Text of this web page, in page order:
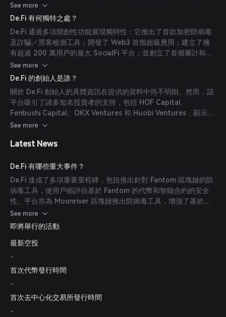
面的審計與 REKT 數據庫。這些工具集合使用戶能探索收益機
會、追蹤投資組合，並評估多條區塊鏈網絡上 DeFi 協議的安全
See more
De.Fi 有何獨特之處？
De.Fi 通過多項開創性功能展現獨特性：它推出了首款加密防病毒
及詐騙／黑客檢測工具；開發了 Web3 首個超級應用；建立了擁
有超過 200 萬用戶的最大 SocialFi 平台；並創立了首個審計和
REKT 數據庫。此外，De.Fi 支援 43 條不同的區塊鏈網絡，包括
主要的 Layer 1 和 Layer 2 平台，為用戶提供廣泛且多元化的
See more
De.Fi 的創始人是誰？
關於 De.Fi 創始人的具體資訊在提供的資料中尚不明朗。然而，該
平台吸引了諸多知名投資者的支持，包括 HOF Capital、
Fenbushi Capital、OKX Ventures 和 Huobi Ventures，顯示其
在區塊鏈和加密貨幣領域擁有強大的投資背書。
See more
Latest News
De.Fi 有哪些重大事件？
De.Fi 達成了多項重要里程碑，包括推出針對 Fantom 區塊鏈的防
病毒工具，使用戶能評估基於 Fantom 的代幣和智能合約的安全
性。平台亦為 Moonriver 區塊鏈推出防病毒工具，增強了基於
Polkadot 智能合約平台用戶的安全性。此外，De.Fi 已將支持範
圍擴展至 43 條區塊鏈網絡，包括新興平台如 StarkNet、zkSync
See more
即將舉行的活動
最新空投
-
首次代幣發行時間
-
首次去中心化交易所發行時間
-